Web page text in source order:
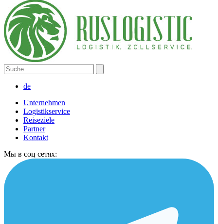
de
Unternehmen
Logistikservice
Reiseziele
Partner
Kontakt
Мы в соц сетях: